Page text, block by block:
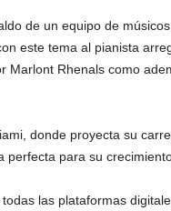
de un equipo de
este tema al pianista
Marlont Rhenals como
donde proyecta su
perfecta para su
las plataformas